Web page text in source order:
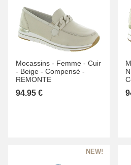
Mocassins - Femme - Cuir
- Beige - Compensé -
REMONTE
94.95 €